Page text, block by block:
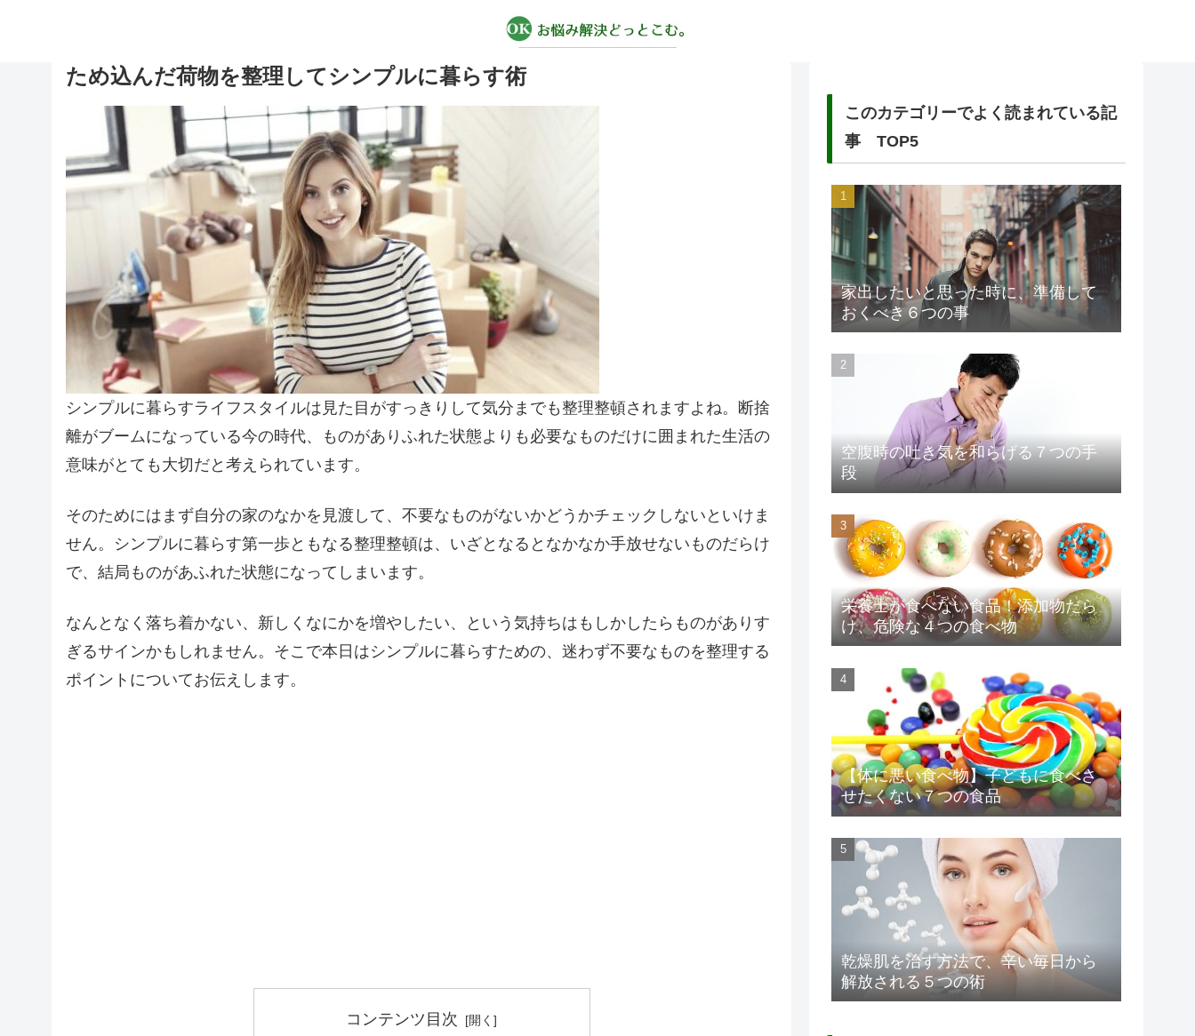
ため込んだ荷物を整理してシンプルに暮らす術
シンプルに暮らすライフスタイルは見た目がすっきりして気分までも整理整頓されますよね。断捨
離がブームになっている今の時代、ものがありふれた状態よりも必要なものだけに囲まれた生活の
意味がとても大切だと考えられています。
そのためにはまず自分の家のなかを見渡して、不要なものがないかどうかチェックしないといけま
せん。シンプルに暮らす第一歩ともなる整理整頓は、いざとなるとなかなか手放せないものだらけ
で、結局ものがあふれた状態になってしまいます。
なんとなく落ち着かない、新しくなにかを増やしたい、という気持ちはもしかしたらものがありす
ぎるサインかもしれません。そこで本日はシンプルに暮らすための、迷わず不要なものを整理する
ポイントについてお伝えします。
コンテンツ目次
このカテゴリーでよく読まれている記
事 TOP5
家出したいと思った時に、準備して
おくべき６つの事
空腹時の吐き気を和らげる７つの手
段
栄養士が食べない食品！添加物だら
け、危険な４つの食べ物
【体に悪い食べ物】子どもに食べさ
せたくない７つの食品
乾燥肌を治す方法で、辛い毎日から
解放される５つの術